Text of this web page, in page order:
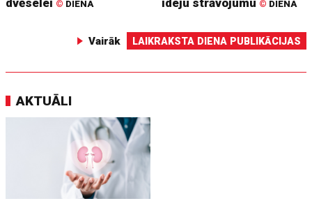
© DIENA © DIENA
Vairāk LAIKRAKSTA DIENA PUBLIKĀCIJAS
AKTUĀLI